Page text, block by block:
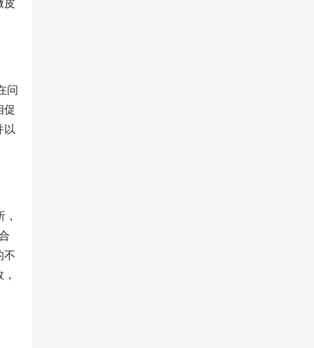
皮
问
促
以
不